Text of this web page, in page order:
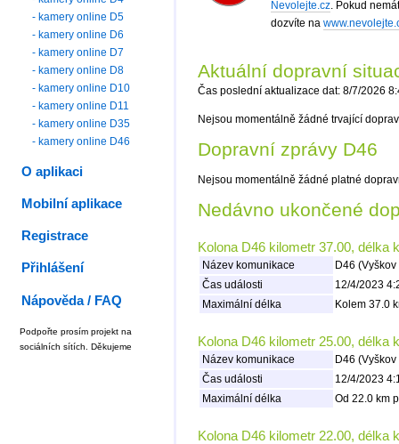
Nevolejte.cz . Pokud
dozvíte na
Aktuální dopravní
Čas poslední aktualizace dat: 8/7/2026
Nejsou momentálně žádné trvající
Dopravní zprávy D46
Nejsou momentálně žádné platné
Nedávno ukončené
Kolona D46 kilometr 37.00, délka
Název komunikace
D46
Čas události
12/4/2023
Maximální délka
Kolem 37.0
Kolona D46 kilometr 25.00, délka
Název komunikace
D46
Čas události
12/4/2023
Maximální délka
Od 22.0 km
Kolona D46 kilometr 22.00, délka
- kamery online D5
- kamery online D6
- kamery online D7
- kamery online D8
- kamery online D10
- kamery online D11
- kamery online D35
- kamery online D46
O aplikaci
Mobilní aplikace
Registrace
Přihlášení
Nápověda / FAQ
Podpořte prosím projekt na
sociálních sítích. Děkujeme